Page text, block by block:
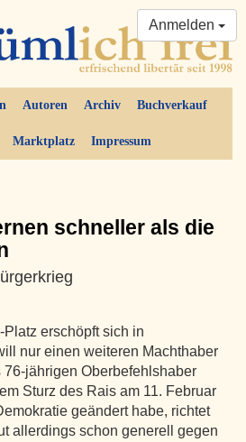
Autoren Archiv Buchverkauf
Marktplatz Impressum
Anmelden
schneller als die
erschöpft sich in
nur einen weiteren Machthaber
76-jährigen Oberbefehlshaber
Sturz des Rais am 11. Februar
geändert habe, richtet
allerdings schon generell gegen